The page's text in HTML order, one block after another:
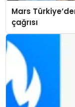
Mars
çağrısı